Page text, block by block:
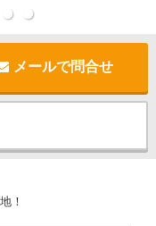
メールで問合せ
！